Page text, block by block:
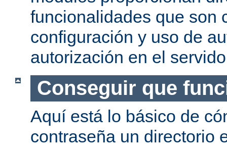
funcionalidades que son
configuración y uso de
autorización en el
Conseguir que
Aquí está lo básico de
contraseña un directorio